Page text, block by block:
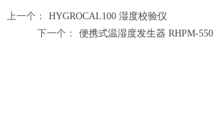
上一个：
HYGROCAL100 湿度校验仪
下一个：
便携式温湿度发生器 RHPM-550